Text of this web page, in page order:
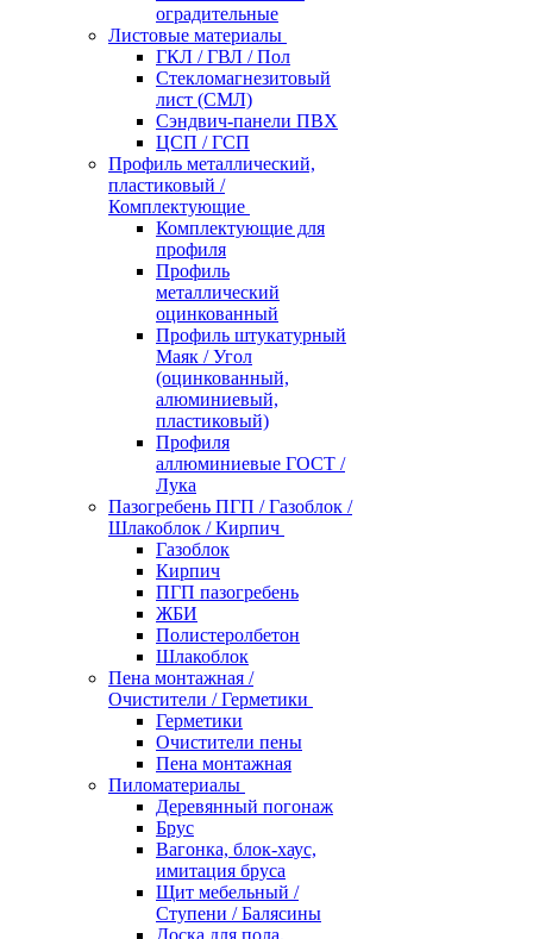
оградительные
Листовые материалы
ГКЛ / ГВЛ / Пол
Стекломагнезитовый
лист (СМЛ)
Сэндвич-панели ПВХ
ЦСП / ГСП
Профиль металлический,
пластиковый /
Комплектующие
Комплектующие для
профиля
Профиль
металлический
оцинкованный
Профиль штукатурный
Маяк / Угол
(оцинкованный,
алюминиевый,
пластиковый)
Профиля
аллюминиевые ГОСТ /
Лука
Пазогребень ПГП / Газоблок /
Шлакоблок / Кирпич
Газоблок
Кирпич
ПГП пазогребень
ЖБИ
Полистеролбетон
Шлакоблок
Пена монтажная /
Очистители / Герметики
Герметики
Очистители пены
Пена монтажная
Пиломатериалы
Деревянный погонаж
Брус
Вагонка, блок-хаус,
имитация бруса
Щит мебельный /
Ступени / Балясины
Доска для пола,